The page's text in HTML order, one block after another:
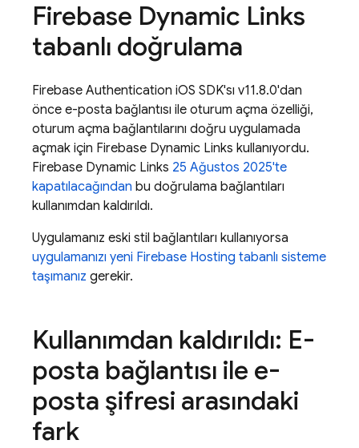
Firebase Dynamic Links
tabanlı doğrulama
Firebase Authentication iOS SDK'sı v11.8.0'dan
önce e-posta bağlantısı ile oturum açma özelliği,
oturum açma bağlantılarını doğru uygulamada
açmak için Firebase Dynamic Links kullanıyordu.
Firebase Dynamic Links 25 Ağustos 2025'te
kapatılacağından bu doğrulama bağlantıları
kullanımdan kaldırıldı.
Uygulamanız eski stil bağlantıları kullanıyorsa
uygulamanızı yeni Firebase Hosting tabanlı sisteme
taşımanız gerekir.
Kullanımdan kaldırıldı: E-
posta bağlantısı ile e-
posta şifresi arasındaki
fark